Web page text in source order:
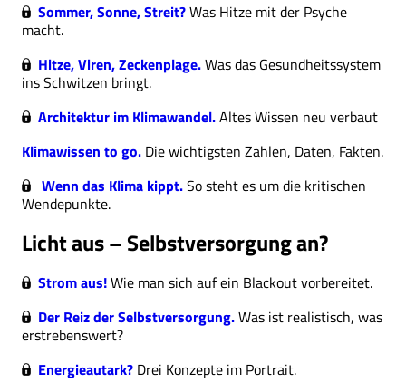
Sommer, Sonne, Streit?Was Hitze mit der Psyche
macht.
Hitze, Viren, Zeckenplage.Was das Gesundheitssystem
ins Schwitzen bringt.
Architektur im Klimawandel.Altes Wissen neu verbaut
Klimawissen to go. Die wichtigsten Zahlen, Daten, Fakten.
Wenn das Klima kippt.So steht es um die kritischen
Wendepunkte.
Licht aus – Selbstversorgung an?
Strom aus!Wie man sich auf ein Blackout vorbereitet.
Der Reiz der Selbstversorgung.Was ist realistisch, was
erstrebenswert?
Energieautark? Drei Konzepte im Portrait.